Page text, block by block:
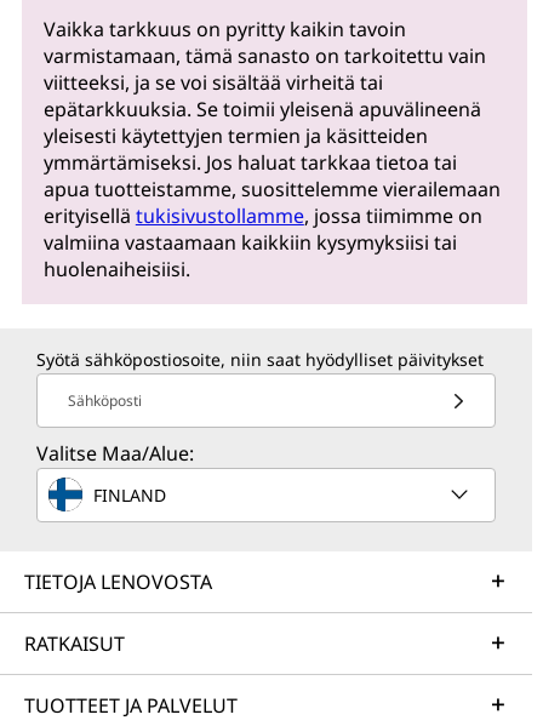
Vaikka tarkkuus on pyritty kaikin tavoin
varmistamaan, tämä sanasto on tarkoitettu vain
viitteeksi, ja se voi sisältää virheitä tai
epätarkkuuksia. Se toimii yleisenä apuvälineenä
yleisesti käytettyjen termien ja käsitteiden
ymmärtämiseksi. Jos haluat tarkkaa tietoa tai
apua tuotteistamme, suosittelemme vierailemaan
erityisellä tukisivustollamme, jossa tiimimme on
valmiina vastaamaan kaikkiin kysymyksiisi tai
huolenaiheisiisi.
Syötä sähköpostiosoite, niin saat hyödylliset päivitykset
Sähköposti
Valitse Maa/Alue:
FINLAND
TIETOJA LENOVOSTA
RATKAISUT
TUOTTEET JA PALVELUT